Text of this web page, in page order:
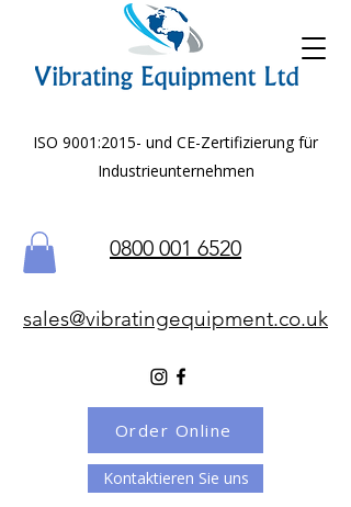
ISO 9001:2015- und CE-Zertifizierung für
Industrieunternehmen
0800 001 6520
sales@vibratingequipment.co.uk
Kontaktieren Sie uns
Order Online